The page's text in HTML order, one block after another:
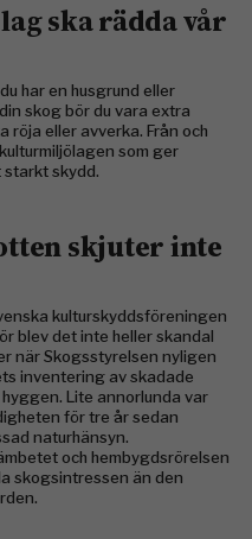
ska rädda vår
har en husgrund eller
skog bör du vara extra
röja eller avverka. Från och
som ger
skydd.
skjuter inte
kulturskyddsföreningen
blev det inte heller skandal
när Skogsstyrelsen nyligen
inventering av skadade
Lite annorlunda var
för tre år sedan
naturhänsyn.
och hembygdsrörelsen
skogsintressen än den